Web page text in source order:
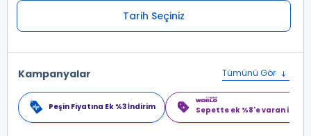
Tarih Seçiniz
Kampanyalar Tümünü Gör
Peşin Fiyatına Ek %3 İndirim Sepette ek %8'e varan